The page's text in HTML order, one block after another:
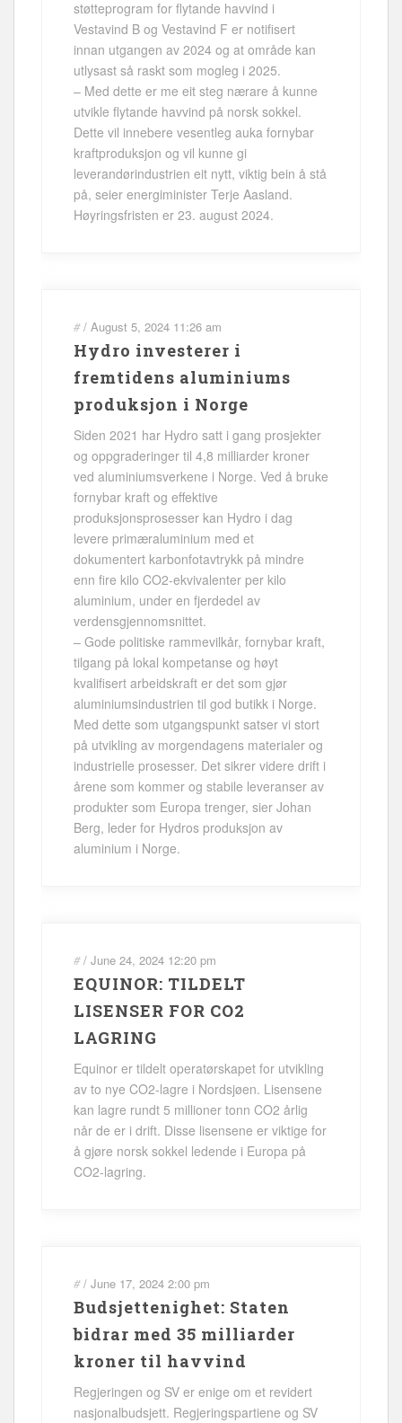
støtteprogram for flytande havvind i
Vestavind B og Vestavind F er notifisert
innan utgangen av 2024 og at område kan
utlysast så raskt som mogleg i 2025.
– Med dette er me eit steg nærare å kunne
utvikle flytande havvind på norsk sokkel.
Dette vil innebere vesentleg auka fornybar
kraftproduksjon og vil kunne gi
leverandørindustrien eit nytt, viktig bein å stå
på, seier energiminister Terje Aasland.
Høyringsfristen er 23. august 2024.
#/ August 5, 2024 11:26 am
Hydro investerer i
fremtidens aluminiums
produksjon i Norge
Siden 2021 har Hydro satt i gang prosjekter
og oppgraderinger til 4,8 milliarder kroner
ved aluminiumsverkene i Norge. Ved å bruke
fornybar kraft og effektive
produksjonsprosesser kan Hydro i dag
levere primæraluminium med et
dokumentert karbonfotavtrykk på mindre
enn fire kilo CO2-ekvivalenter per kilo
aluminium, under en fjerdedel av
verdensgjennomsnittet.
– Gode politiske rammevilkår, fornybar kraft,
tilgang på lokal kompetanse og høyt
kvalifisert arbeidskraft er det som gjør
aluminiumsindustrien til god butikk i Norge.
Med dette som utgangspunkt satser vi stort
på utvikling av morgendagens materialer og
industrielle prosesser. Det sikrer videre drift i
årene som kommer og stabile leveranser av
produkter som Europa trenger, sier Johan
Berg, leder for Hydros produksjon av
aluminium i Norge.
#/ June 24, 2024 12:20 pm
EQUINOR: TILDELT
LISENSER FOR CO2
LAGRING
Equinor er tildelt operatørskapet for utvikling
av to nye CO2-lagre i Nordsjøen. Lisensene
kan lagre rundt 5 millioner tonn CO2 årlig
når de er i drift. Disse lisensene er viktige for
å gjøre norsk sokkel ledende i Europa på
CO2-lagring.
#/ June 17, 2024 2:00 pm
Budsjettenighet: Staten
bidrar med 35 milliarder
kroner til havvind
Regjeringen og SV er enige om et revidert
nasjonalbudsjett. Regjeringspartiene og SV